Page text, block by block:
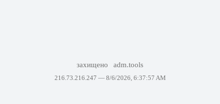
захищено adm.tools
216.73.216.247 — 8/6/2026, 6:37:57 AM